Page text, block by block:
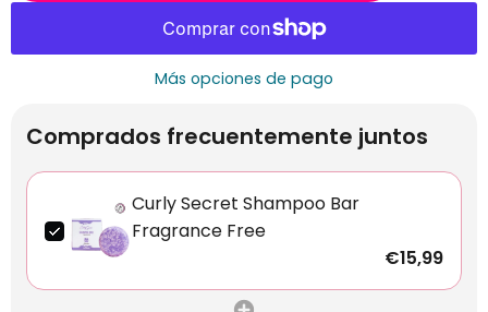
Más opciones de pago
Comprados frecuentemente juntos
Curly Secret Shampoo Bar
Fragrance Free
€15,99